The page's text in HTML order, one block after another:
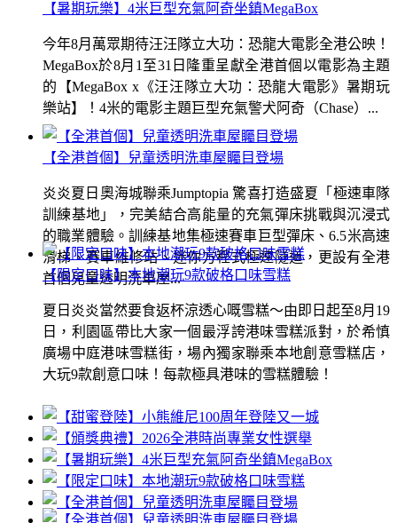
【全港首個】兒童透明洗車屋矚目登場
炎炎夏日奧海城聯乘Jumptopia 驚喜打造盛夏「極速車隊
訓練基地」，完美結合高能量的充氣彈床挑戰與沉浸式
的職業體驗。訓練基地集極速賽車巨型彈床、6.5米高速
滑梯、賽車維修站、迷你方程式極速隧道，更設有全港
首個兒童透明洗車屋...
【暑期玩樂】4米巨型充氣阿奇坐鎮MegaBox
今年8月萬眾期待汪汪隊立大功：恐龍大電影全港公映！
MegaBox於8月1至31日隆重呈獻全港首個以電影為主題
的【MegaBox x《汪汪隊立大功：恐龍大電影》暑期玩
樂站】！4米的電影主題巨型充氣警犬阿奇（Chase）...
【限定口味】本地潮玩9款破格口味雪糕
夏日炎炎當然要食返杯涼透心嘅雪糕～由即日起至8月19
日，利園區帶比大家一個最浮誇港味雪糕派對，於希慎
廣場中庭港味雪糕街，場內獨家聯乘本地創意雪糕店，
大玩9款創意口味！每款極具港味的雪糕體驗！